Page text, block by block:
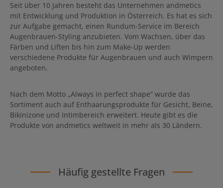
Seit über 10 Jahren besteht das Unternehmen andmetics
mit Entwicklung und Produktion in Österreich. Es hat es sich
zur Aufgabe gemacht, einen Rundum-Service im Bereich
Augenbrauen-Styling anzubieten. Vom Wachsen, über das
Färben und Liften bis hin zum Make-Up werden
verschiedene Produkte für Augenbrauen und auch Wimpern
angeboten.
Nach dem Motto „Always in perfect shape“ wurde das
Sortiment auch auf Enthaarungsprodukte für Gesicht, Beine,
Bikinizone und Intimbereich erweitert. Heute gibt es die
Produkte von andmetics weltweit in mehr als 30 Ländern.
Häufig gestellte Fragen